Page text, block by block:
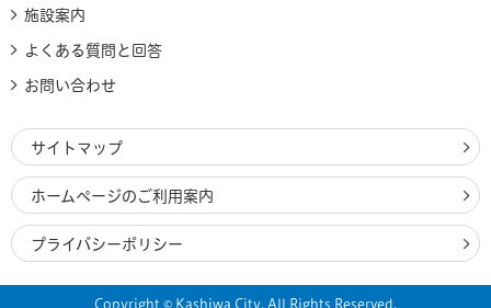
施設案内
よくある質問と回答
お問い合わせ
サイトマップ
ホームページのご利用案内
プライバシーポリシー
Copyright © Kashiwa City. All Rights Reserved.